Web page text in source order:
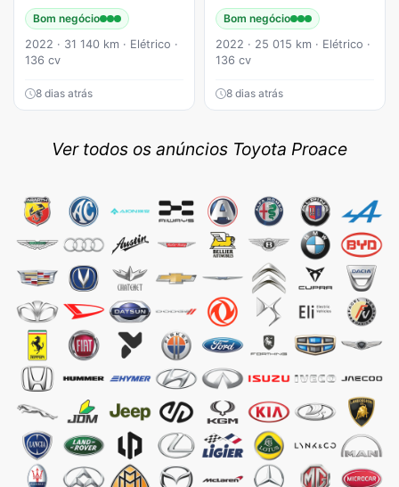
Bom negócio
2022 · 31 140 km · Elétrico ·
136 cv
8 dias atrás
Bom negócio
2022 · 25 015 km · Elétrico ·
136 cv
8 dias atrás
Ver todos os anúncios Toyota Proace